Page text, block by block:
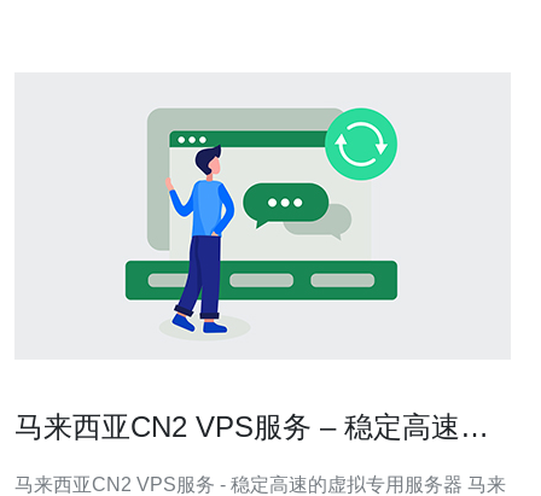
马来西亚CN2 VPS服务 – 稳定高速的
马来西亚CN2 VPS服务 - 稳定高速的虚拟专用服务器 马来